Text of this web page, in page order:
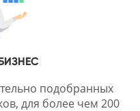
подобранных
для более чем 200